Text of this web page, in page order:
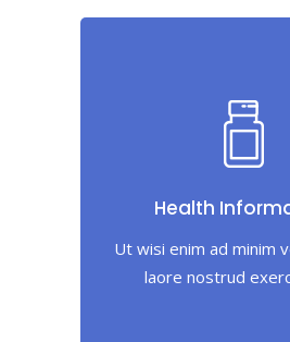
Health
Ut wisi enim ad minim
laore nostrud